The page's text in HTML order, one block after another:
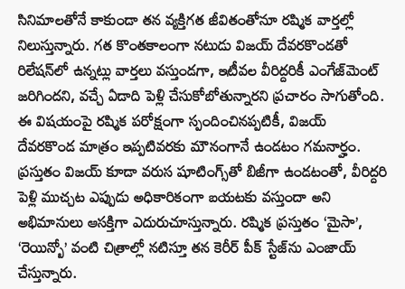
సినిమాలతోనే కాకుండా తన వ్యక్తిగత జీవితంతోనూ రష్మిక వార్తల్లో
నిలుస్తున్నారు. గత కొంతకాలంగా నటుడు విజయ్ దేవరకొండతో
రిలేషన్‌లో ఉన్నట్లు వార్తలు వస్తుండగా, ఇటీవల వీరిద్దరికీ ఎంగేజ్‌మెంట్
జరిగిందని, వచ్చే ఏడాది పెళ్లి చేసుకోబోతున్నారని ప్రచారం సాగుతోంది.
ఈ విషయంపై రష్మిక పరోక్షంగా స్పందించినప్పటికీ, విజయ్
దేవరకొండ మాత్రం ఇప్పటివరకు మౌనంగానే ఉండటం గమనార్హం.
ప్రస్తుతం విజయ్ కూడా వరుస షూటింగ్స్‌తో బిజీగా ఉండటంతో, వీరిద్దరి
పెళ్లి ముచ్చట ఎప్పుడు అధికారికంగా బయటకు వస్తుందా అని
అభిమానులు ఆసక్తిగా ఎదురుచూస్తున్నారు. రష్మిక ప్రస్తుతం ‘మైసా’,
‘రెయిన్బో’ వంటి చిత్రాల్లో నటిస్తూ తన కెరీర్ పీక్ స్టేజ్‌ను ఎంజాయ్
చేస్తున్నారు.